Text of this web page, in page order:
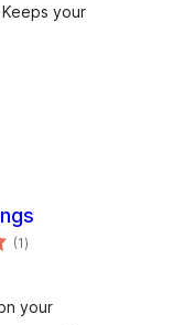
your
(1કુલ
રેટિંગ્સ
)
your